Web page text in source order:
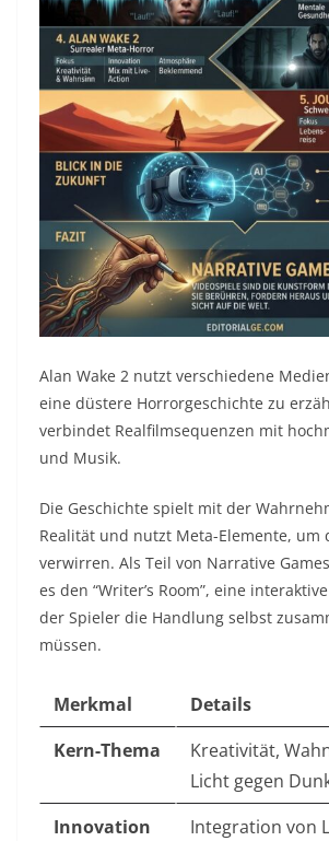
Alan Wake 2 nutzt verschiedene
eine düstere Horrorgeschichte zu
verbindet Realfilmsequenzen mit
und Musik.
Die Geschichte spielt mit der
Realität und nutzt Meta-Elemente, um
verwirren. Als Teil von Narrative
es den “Writer’s Room”, eine
der Spieler die Handlung selbst
müssen.
Merkmal
Details
Kern-Thema
Kreativität,
Licht gegen
Innovation
Integration von